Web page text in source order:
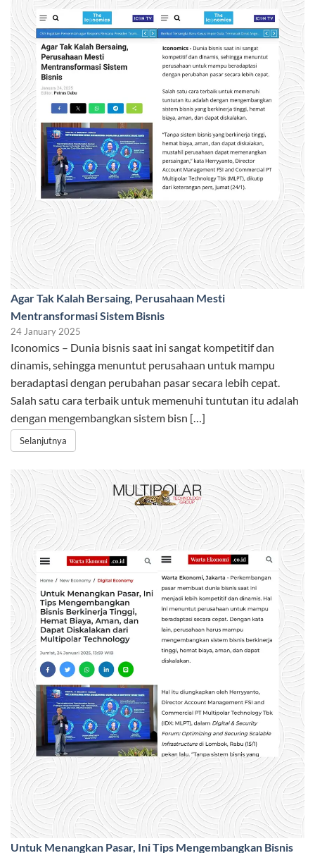
Agar Tak Kalah Bersaing, Perusahaan Mesti
Mentransformasi Sistem Bisnis
24 January 2025
Iconomics – Dunia bisnis saat ini sangat kompetitif dan
dinamis, sehingga menuntut perusahaan untuk mampu
beradaptasi dengan perubahan pasar secara lebih cepat.
Salah satu cara terbaik untuk memenuhi tuntutan itu adalah
dengan mengembangkan sistem bisn […]
Selanjutnya
Untuk Menangkan Pasar, Ini Tips Mengembangkan Bisnis